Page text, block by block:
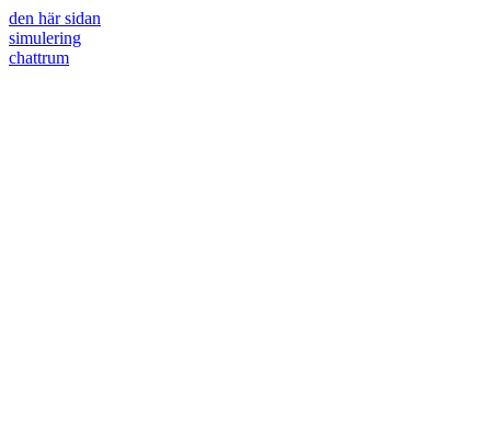
den här sidan
simulering
chattrum